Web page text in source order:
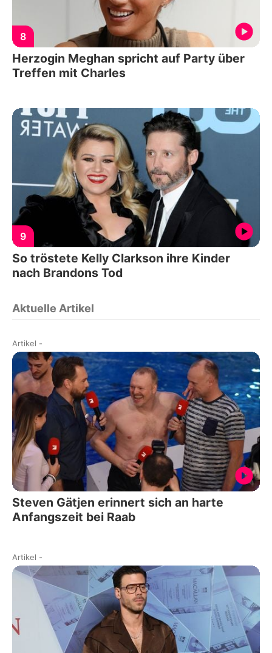
8
Herzogin Meghan spricht auf Party über
Treffen mit Charles
9
So tröstete Kelly Clarkson ihre Kinder
nach Brandons Tod
Aktuelle Artikel
Artikel -
Steven Gätjen erinnert sich an harte
Anfangszeit bei Raab
Artikel -